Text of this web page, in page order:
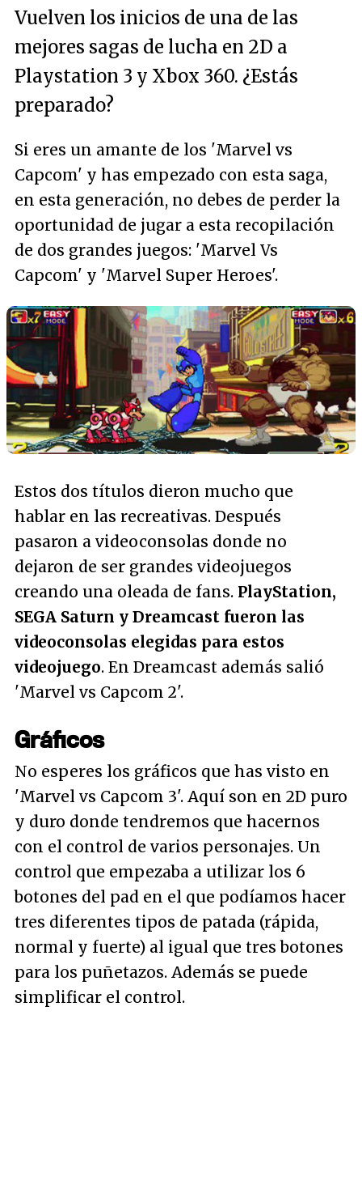
Vuelven los inicios de una de las
mejores sagas de lucha en 2D a
Playstation 3 y Xbox 360. ¿Estás
preparado?
Si eres un amante de los 'Marvel vs
Capcom' y has empezado con esta saga,
en esta generación, no debes de perder la
oportunidad de jugar a esta recopilación
de dos grandes juegos: 'Marvel Vs
Capcom' y 'Marvel Super Heroes'.
Estos dos títulos dieron mucho que
hablar en las recreativas. Después
pasaron a videoconsolas donde no
dejaron de ser grandes videojuegos
creando una oleada de fans. PlayStation,
SEGA Saturn y Dreamcast fueron las
videoconsolas elegidas para estos
videojuego. En Dreamcast además salió
'Marvel vs Capcom 2'.
Gráficos
No esperes los gráficos que has visto en
'Marvel vs Capcom 3'. Aquí son en 2D puro
y duro donde tendremos que hacernos
con el control de varios personajes. Un
control que empezaba a utilizar los 6
botones del pad en el que podíamos hacer
tres diferentes tipos de patada (rápida,
normal y fuerte) al igual que tres botones
para los puñetazos. Además se puede
simplificar el control.